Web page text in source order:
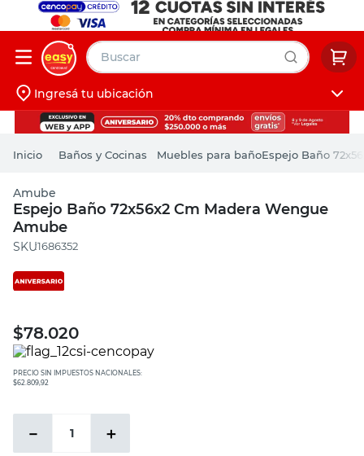
Buscar
Iniciá sesión
Ingresá tu ubicación
Baños y Cocinas Muebles para bañoEspejo Baño
Amube
Espejo Baño 72x56x2 Cm Madera Wengue
Amube
:1686352
$78.020
PRECIO SIN IMPUESTOS NACIONALES:
$62.809,92
＋
－
muebles
pintura
escritorio
puertas
placard